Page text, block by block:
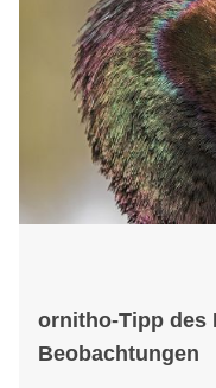
ornitho-Tipp des
Beobachtungen